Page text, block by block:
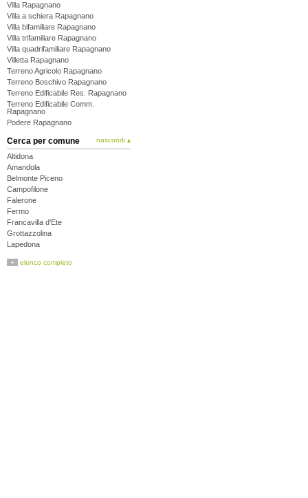
Villa Rapagnano
Villa a schiera Rapagnano
Villa bifamiliare Rapagnano
Villa trifamiliare Rapagnano
Villa quadrifamiliare Rapagnano
Villetta Rapagnano
Terreno Agricolo Rapagnano
Terreno Boschivo Rapagnano
Terreno Edificabile Res. Rapagnano
Terreno Edificabile Comm.
Rapagnano
Podere Rapagnano
Cerca per comune nascondi ▴
Altidona
Amandola
Belmonte Piceno
Campofilone
Falerone
Fermo
Francavilla d'Ete
Grottazzolina
Lapedona
Massa Fermana
+ elenco completo